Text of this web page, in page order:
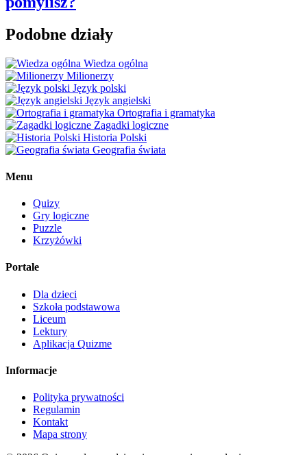
Podobne działy
Wiedza ogólna
Milionerzy
Język polski
Język angielski
Ortografia i gramatyka
Zagadki logiczne
Historia Polski
Geografia świata
Menu
Quizy
Gry logiczne
Puzzle
Krzyżówki
Portale
Dla dzieci
Szkoła podstawowa
Liceum
Lektury
Aplikacja Quizme
Informacje
Polityka prywatności
Regulamin
Kontakt
Mapa strony